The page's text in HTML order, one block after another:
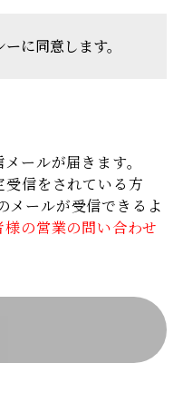
と（前日のご予約
）
及びフォローにご協
康保険証など）のご
ご来場いただけなか
に同意します。
ールが届きます。
信をされている方
ールが受信できるよ
様の営業の問い合わせ